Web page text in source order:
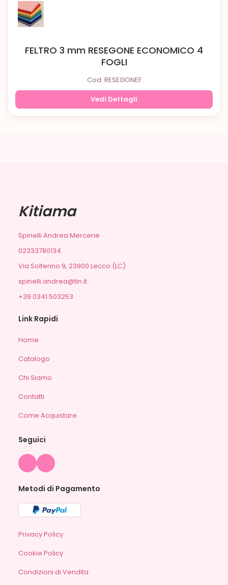
FELTRO 3 mm RESEGONE ECONOMICO 4
FOGLI
Cod. RESEGONEF
Vedi Dettagli
Kitiama
Spinelli Andrea Mercerie
02333780134
Via Solferino 9, 23900 Lecco (LC)
spinelli.andrea@tin.it
+39 0341.503253
Link Rapidi
Home
Catalogo
Chi Siamo
Contatti
Come Acquistare
Seguici
Metodi di Pagamento
Privacy Policy
Cookie Policy
Condizioni di Vendita